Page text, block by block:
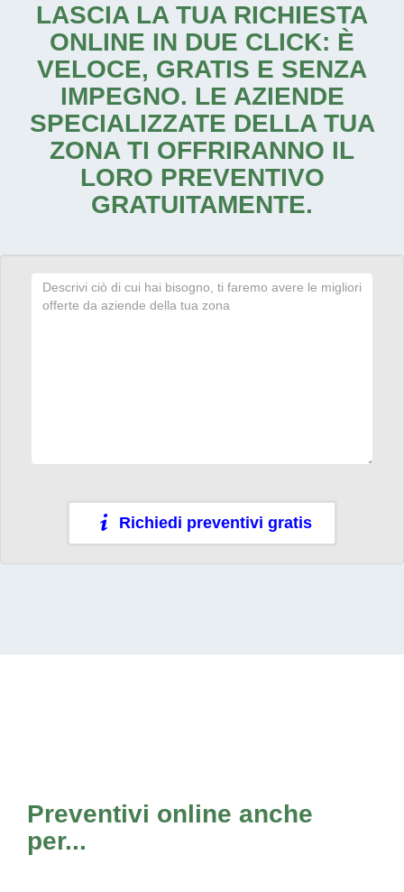
LASCIA LA TUA RICHIESTA
ONLINE IN DUE CLICK: È
VELOCE, GRATIS E SENZA
IMPEGNO. LE AZIENDE
SPECIALIZZATE DELLA TUA
ZONA TI OFFRIRANNO IL
LORO PREVENTIVO
GRATUITAMENTE.
Richiedi preventivi gratis
Preventivi online anche
per...